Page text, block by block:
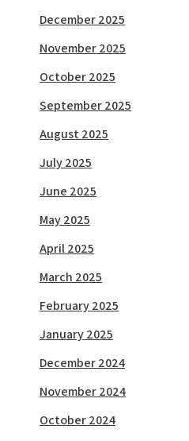
December 2025
November 2025
October 2025
September 2025
August 2025
July 2025
June 2025
May 2025
April 2025
March 2025
February 2025
January 2025
December 2024
November 2024
October 2024